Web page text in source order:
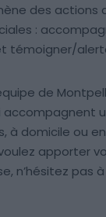
des actions
:
témoigner/
de
accompagnent
à domicile ou
apporter
n’hésitez pas